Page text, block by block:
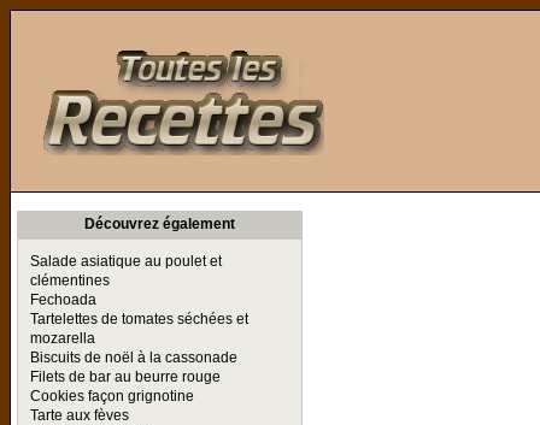
Découvrez également
Salade asiatique au poulet et
clémentines
Fechoada
Tartelettes de tomates séchées et
mozarella
Biscuits de noël à la cassonade
Filets de bar au beurre rouge
Cookies façon grignotine
Tarte aux fèves